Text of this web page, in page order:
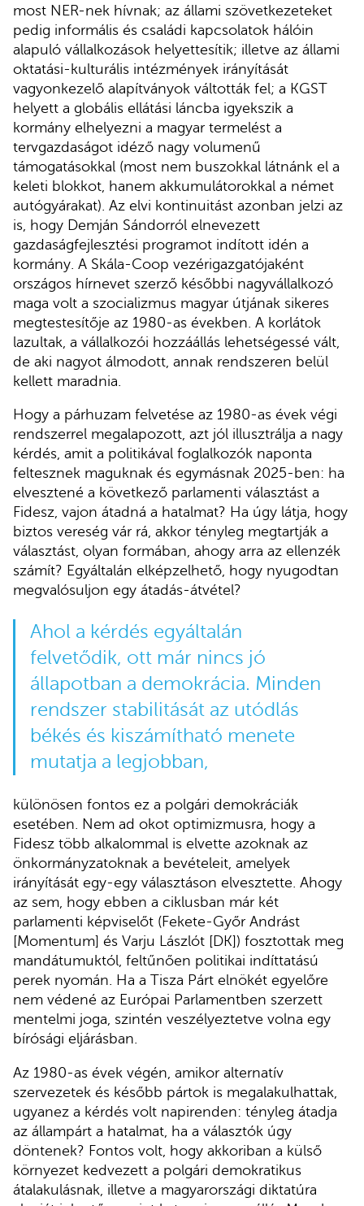
most NER-nek hívnak; az állami szövetkezeteket
pedig informális és családi kapcsolatok hálóin
alapuló vállalkozások helyettesítik; illetve az állami
oktatási-kulturális intézmények irányítását
vagyonkezelő alapítványok váltották fel; a KGST
helyett a globális ellátási láncba igyekszik a
kormány elhelyezni a magyar termelést a
tervgazdaságot idéző nagy volumenű
támogatásokkal (most nem buszokkal látnánk el a
keleti blokkot, hanem akkumulátorokkal a német
autógyárakat). Az elvi kontinuitást azonban jelzi az
is, hogy Demján Sándorról elnevezett
gazdaságfejlesztési programot indított idén a
kormány. A Skála-Coop vezérigazgatójaként
országos hírnevet szerző későbbi nagyvállalkozó
maga volt a szocializmus magyar útjának sikeres
megtestesítője az 1980-as években. A korlátok
lazultak, a vállalkozói hozzáállás lehetségessé vált,
de aki nagyot álmodott, annak rendszeren belül
kellett maradnia.
Hogy a párhuzam felvetése az 1980-as évek végi
rendszerrel megalapozott, azt jól illusztrálja a nagy
kérdés, amit a politikával foglalkozók naponta
feltesznek maguknak és egymásnak 2025-ben: ha
elvesztené a következő parlamenti választást a
Fidesz, vajon átadná a hatalmat? Ha úgy látja, hogy
biztos vereség vár rá, akkor tényleg megtartják a
választást, olyan formában, ahogy arra az ellenzék
számít? Egyáltalán elképzelhető, hogy nyugodtan
megvalósuljon egy átadás-átvétel?
Ahol a kérdés egyáltalán
felvetődik, ott már nincs jó
állapotban a demokrácia. Minden
rendszer stabilitását az utódlás
békés és kiszámítható menete
mutatja a legjobban,
különösen fontos ez a polgári demokráciák
esetében. Nem ad okot optimizmusra, hogy a
Fidesz több alkalommal is elvette azoknak az
önkormányzatoknak a bevételeit, amelyek
irányítását egy-egy választáson elvesztette. Ahogy
az sem, hogy ebben a ciklusban már két
parlamenti képviselőt (Fekete-Győr Andrást
[Momentum] és Varju Lászlót [DK]) fosztottak meg
mandátumuktól, feltűnően politikai indíttatású
perek nyomán. Ha a Tisza Párt elnökét egyelőre
nem védené az Európai Parlamentben szerzett
mentelmi joga, szintén veszélyeztetve volna egy
bírósági eljárásban.
Az 1980-as évek végén, amikor alternatív
szervezetek és később pártok is megalakulhattak,
ugyanez a kérdés volt napirenden: tényleg átadja
az állampárt a hatalmat, ha a választók úgy
döntenek? Fontos volt, hogy akkoriban a külső
környezet kedvezett a polgári demokratikus
átalakulásnak, illetve a magyarországi diktatúra